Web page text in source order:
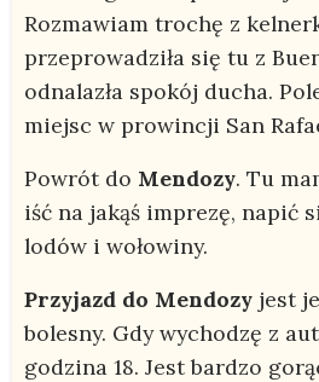
Rozmawiam trochę z
przeprowadziła się tu z
odnalazła spokój ducha.
miejsc w prowincji San
Powrót do Mendozy. Tu
iść na jakąś imprezę, napić
lodów i wołowiny.
Przyjazd do Mendozy jest
bolesny. Gdy wychodzę z
godzina 18. Jest bardzo